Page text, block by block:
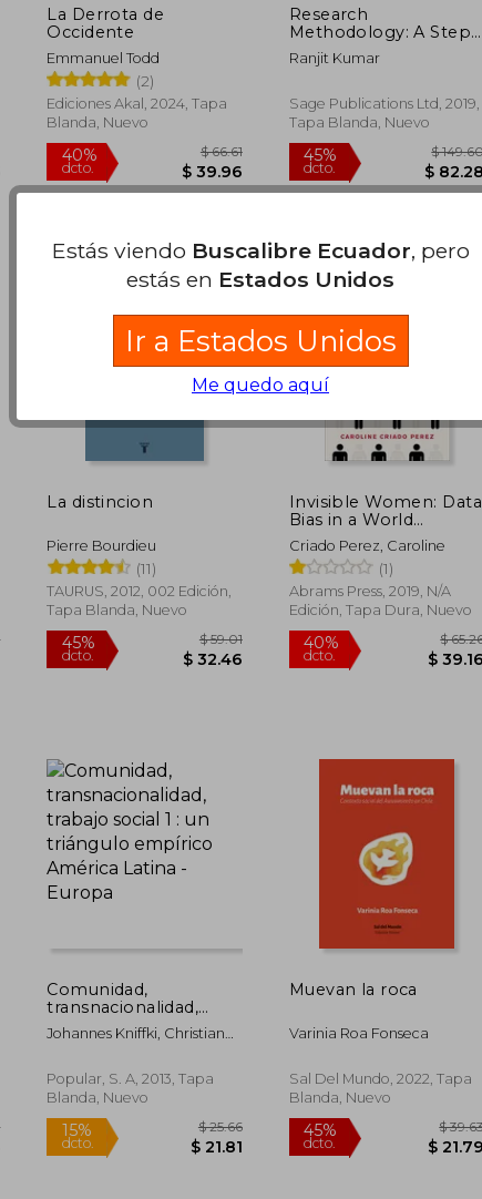
$ 22.95
La Derrota de
Occidente
Emmanuel Todd
(2)
Ediciones Akal, 2024, Tapa
Blanda, Nuevo
dcto. $ 39.96
Research
Methodology: A Step-
By-Step Guide for
Beginners (en Inglés)
Ranjit Kumar
Sage Publications Ltd, 2019,
Tapa Blanda, Nuevo
dcto.
$ 63.39
La distincion
Pierre Bourdieu
(11)
TAURUS, 2012, 002 Edición,
Tapa Blanda, Nuevo
45% $ 59.01
Invisible Women: Data
Bias in a World
Designed for men (en
Inglés)
Criado Perez, Caroline
(1)
Abrams Press, 2019, N/A
Edición, Tapa Dura, Nuevo
40%
Comunidad,
transnacionalidad,
trabajo social 1 : un
triángulo empírico
Europa
Johannes Kniffki, Christian
Popular, S. A, 2013, Tapa
Blanda, Nuevo
Muevan la roca
Varinia Roa Fonseca
Sal Del Mundo, 2022, Tapa
Blanda, Nuevo
Estás viendo Buscalibre Ecuador, pero
estás en Estados Unidos
Ir a Estados Unidos
Me quedo aquí